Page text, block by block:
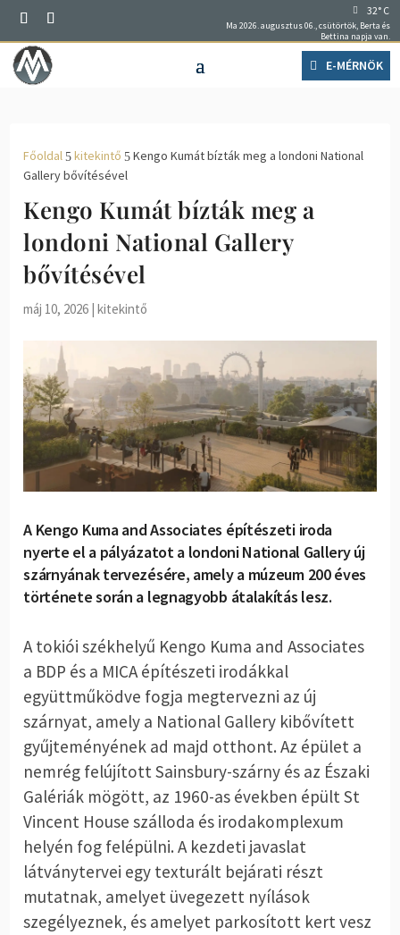
32° C
Ma 2026. augusztus 06., csütörtök, Berta és
Bettina napja van.
E-MÉRNÖK
Főoldal 5 kitekintő 5 Kengo Kumát bízták meg a londoni National
Gallery bővítésével
Kengo Kumát bízták meg a
londoni National Gallery
bővítésével
máj 10, 2026 |kitekintő
A Kengo Kuma and Associates építészeti iroda
nyerte el a pályázatot a londoni National Gallery új
szárnyának tervezésére, amely a múzeum 200 éves
története során a legnagyobb átalakítás lesz.
A tokiói székhelyű Kengo Kuma and Associates
a BDP és a MICA építészeti irodákkal
együttműködve fogja megtervezni az új
szárnyat, amely a National Gallery kibővített
gyűjteményének ad majd otthont. Az épület a
nemrég felújított Sainsbury-szárny és az Északi
Galériák mögött, az 1960-as években épült St
Vincent House szálloda és irodakomplexum
helyén fog felépülni. A kezdeti javaslat
látványtervei egy texturált bejárati részt
mutatnak, amelyet üvegezett nyílások
szegélyeznek, és amelyet parkosított kert vesz